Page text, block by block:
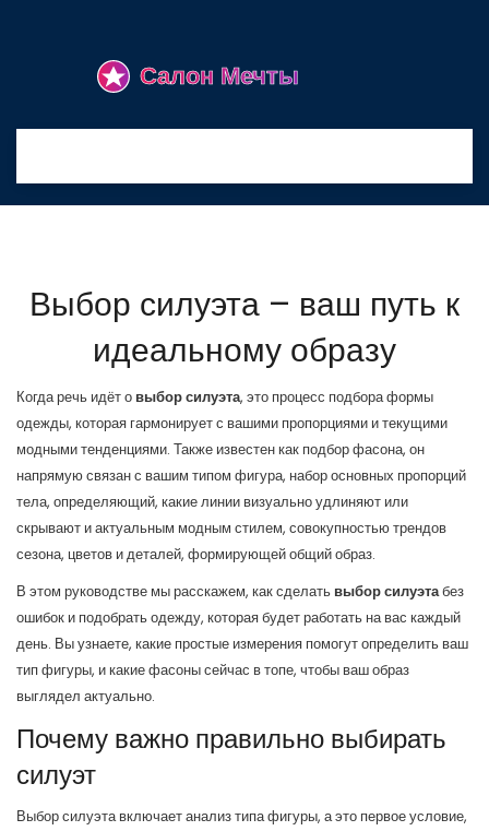
Выбор силуэта – ваш путь к
идеальному образу
Когда речь идёт о выбор силуэта, это процесс подбора формы
одежды, которая гармонирует с вашими пропорциями и текущими
модными тенденциями. Также известен как подбор фасона, он
напрямую связан с вашим типом фигура, набор основных пропорций
тела, определяющий, какие линии визуально удлиняют или
скрывают и актуальным модным стилем, совокупностью трендов
сезона, цветов и деталей, формирующей общий образ.
В этом руководстве мы расскажем, как сделать выбор силуэтабез
ошибок и подобрать одежду, которая будет работать на вас каждый
день. Вы узнаете, какие простые измерения помогут определить ваш
тип фигуры, и какие фасоны сейчас в топе, чтобы ваш образ
выглядел актуально.
Почему важно правильно выбирать
силуэт
Выбор силуэта включает анализ типа фигуры, а это первое условие,